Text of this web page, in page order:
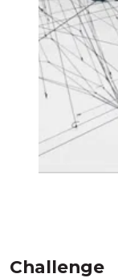
Challenge